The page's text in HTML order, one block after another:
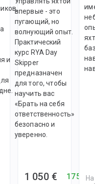
и
впервые - это
пугающий, но
волнующий опыт.
Практический
курс RYA Day
Skipper
предназначен
для того, чтобы
научить вас
«Брать на себя
ответственность»
безопасно и
уверенно.
1 050 € 175 €